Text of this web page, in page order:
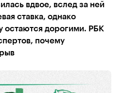
вдвое, вслед за ней
ставка, однако
остаются дорогими. РБК
почему